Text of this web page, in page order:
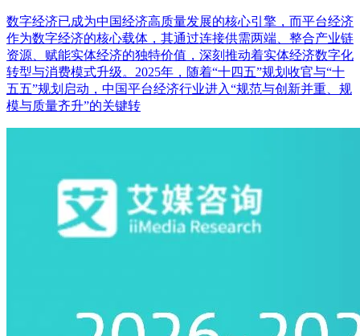
数字经济已成为中国经济高质量发展的核心引擎，而平台经济
作为数字经济的核心载体，其通过连接供需两端、整合产业链
资源、赋能实体经济的独特价值，深刻推动着实体经济数字化
转型与消费模式升级。2025年，随着“十四五”规划收官与“十
五五”规划启动，中国平台经济行业进入“规范与创新并重、规
模与质量齐升”的关键转